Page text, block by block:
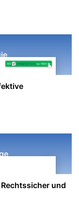
und